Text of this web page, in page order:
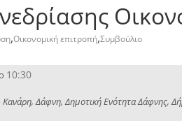
,Οικονομική επιτροπή,Συμβούλιο
10:30
Δάφνη, Δημοτική Ενότητα Δάφνης,